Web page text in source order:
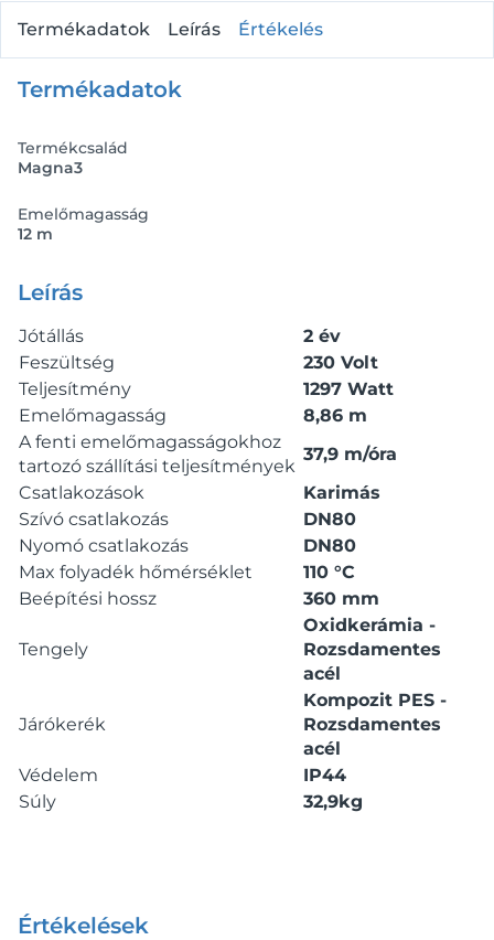
Termékadatok Leírás Értékelés
Termékadatok
Termékcsalád
Magna3
Emelőmagasság
12 m
Leírás
Jótállás
2 év
Feszültség
230 Volt
Teljesítmény
1297 Watt
Emelőmagasság
8,86 m
A fenti emelőmagasságokhoz
tartozó szállítási teljesítmények
37,9 m/óra
Csatlakozások
Karimás
Szívó csatlakozás
DN80
Nyomó csatlakozás
DN80
Max folyadék hőmérséklet
110 °C
Beépítési hossz
360 mm
Tengely
Oxidkerámia -
Rozsdamentes
acél
Járókerék
Kompozit PES -
Rozsdamentes
acél
Védelem
IP44
Súly
32,9kg
Értékelések